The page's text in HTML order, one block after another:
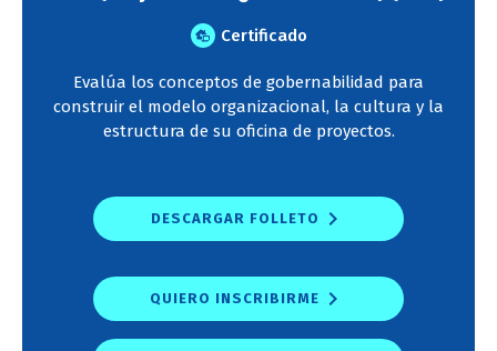
Certificado
Evalúa los conceptos de gobernabilidad para
construir el modelo organizacional, la cultura y la
estructura de su oficina de proyectos.
DESCARGAR FOLLETO
QUIERO INSCRIBIRME